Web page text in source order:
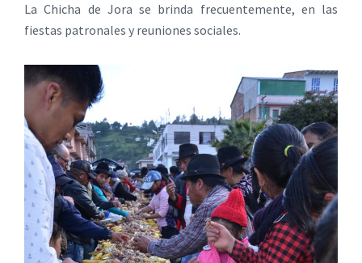
La Chicha de Jora se brinda frecuentemente, en las
fiestas patronales y reuniones sociales.